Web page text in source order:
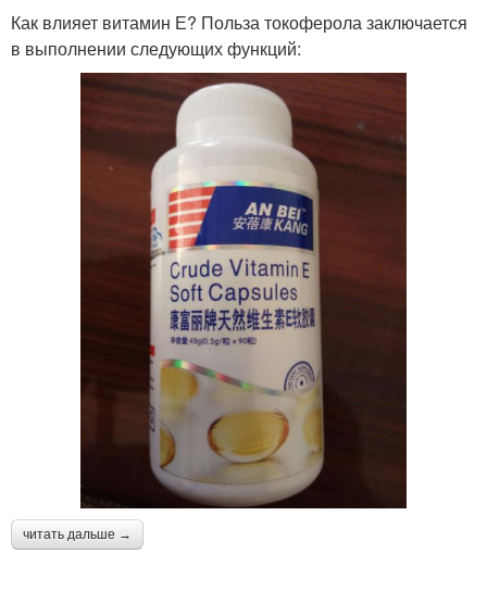
Как влияет витамин Е? Польза токоферола заключается
в выполнении следующих функций:
читать дальше →